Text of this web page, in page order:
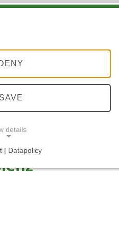
SAVE
details
| Datapolicy